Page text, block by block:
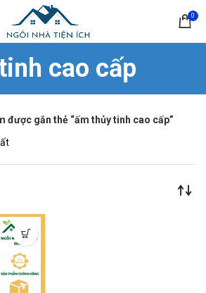
0
cao cấp
được gắn thẻ “ấm thủy tinh cao cấp”